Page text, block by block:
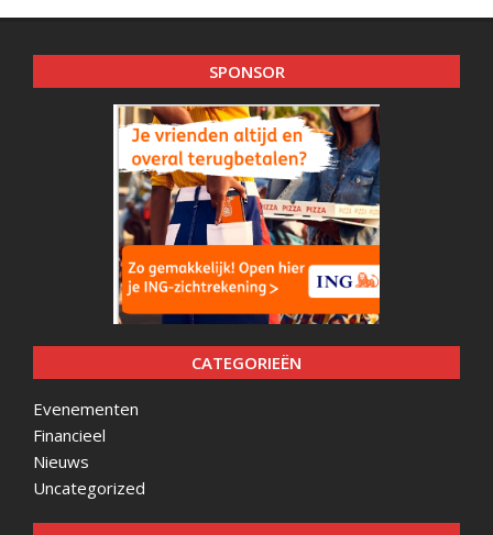
SPONSOR
CATEGORIEËN
Evenementen
Financieel
Nieuws
Uncategorized